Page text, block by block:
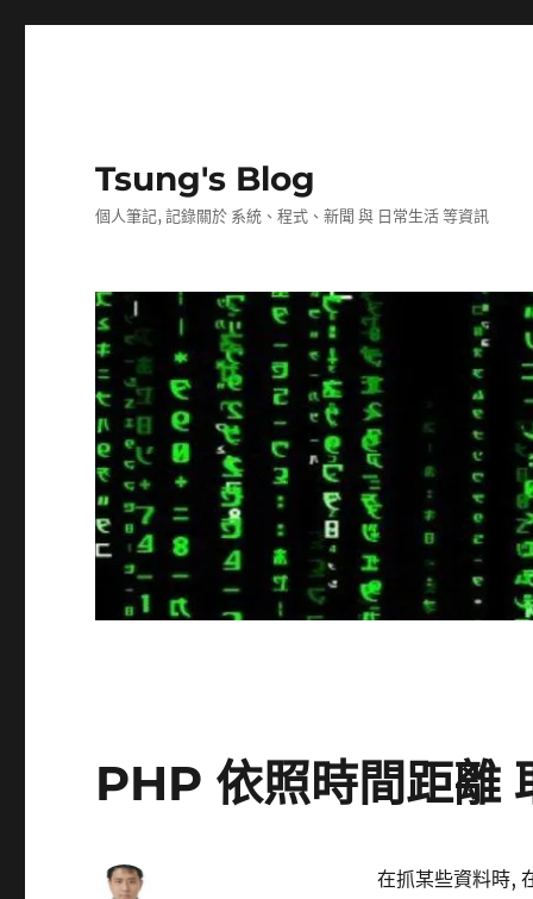
Tsung's Blog
個人筆記, 記錄關於 系統、程式、新聞 與 日常生活 等資訊
PHP 依照時間距離
在抓某些資料時,